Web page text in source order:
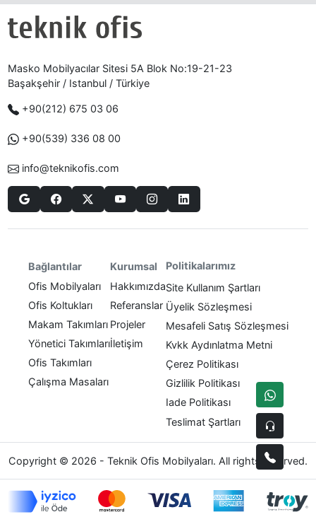
Masko Mobilyacılar Sitesi 5A Blok No:19-21-23
Başakşehir / Istanbul / Türkiye
+90(212) 675 03 06
+90(539) 336 08 00
info@teknikofis.com
Bağlantılar
Ofis Mobilyaları
Ofis Koltukları
Makam Takımları
Yönetici Takımları
Ofis Takımları
Çalışma Masaları
Kurumsal
Hakkımızda
Referanslar
Projeler
İletişim
Politikalarımız
Site Kullanım Şartları
Üyelik Sözleşmesi
Mesafeli Satış Sözleşmesi
Kvkk Aydınlatma Metni
Çerez Politikası
Gizlilik Politikası
Iade Politikası
Teslimat Şartları
Copyright © 2026 - Teknik Ofis Mobilyaları. All rights reserved.